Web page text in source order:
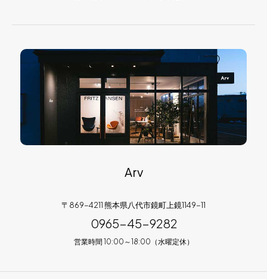
Arv
〒869-4211 熊本県八代市鏡町上鏡1149-11
0965-45-9282
営業時間 10:00～18:00（水曜定休）